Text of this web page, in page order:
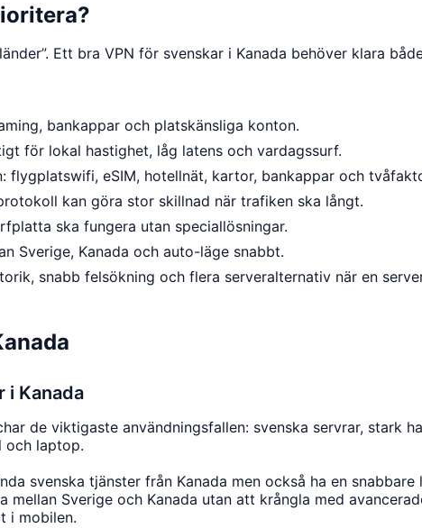
Ett bra VPN för svenskar i Kanada behöver klara
bankappar och platskänsliga konton.
för lokal hastighet, låg latens och vardagssurf.
flygplatswifi, eSIM, hotellnät, kartor, bankappar och
kan göra stor skillnad när trafiken ska långt.
ska fungera utan speciallösningar.
Sverige, Kanada och auto-läge snabbt.
snabb felsökning och flera serveralternativ när en
i Kanada
de viktigaste användningsfallen: svenska servrar, stark
och laptop.
svenska tjänster från Kanada men också ha en
mellan Sverige och Kanada utan att krångla med
i mobilen.